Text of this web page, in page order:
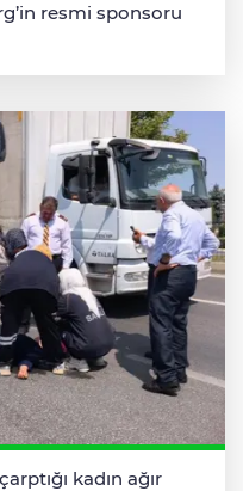
resmi sponsoru
kadın ağır